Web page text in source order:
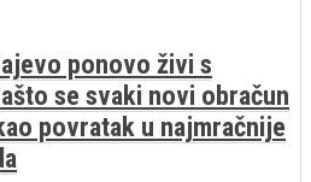
ponovo živi s
se svaki novi obračun
povratak u najmračnije